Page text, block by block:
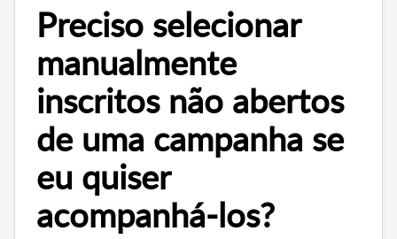
Preciso selecionar
manualmente
inscritos não abertos
de uma campanha se
eu quiser
acompanhá-los?